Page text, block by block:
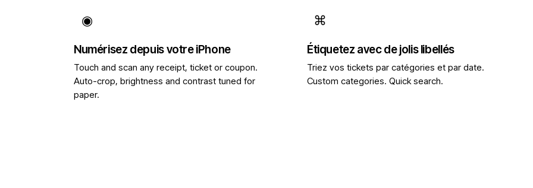
◉
Numérisez depuis votre iPhone
Touch and scan any receipt, ticket or coupon.
Auto-crop, brightness and contrast tuned for
paper.
⌘
Étiquetez avec de jolis libellés
Triez vos tickets par catégories et par date.
Custom categories. Quick search.